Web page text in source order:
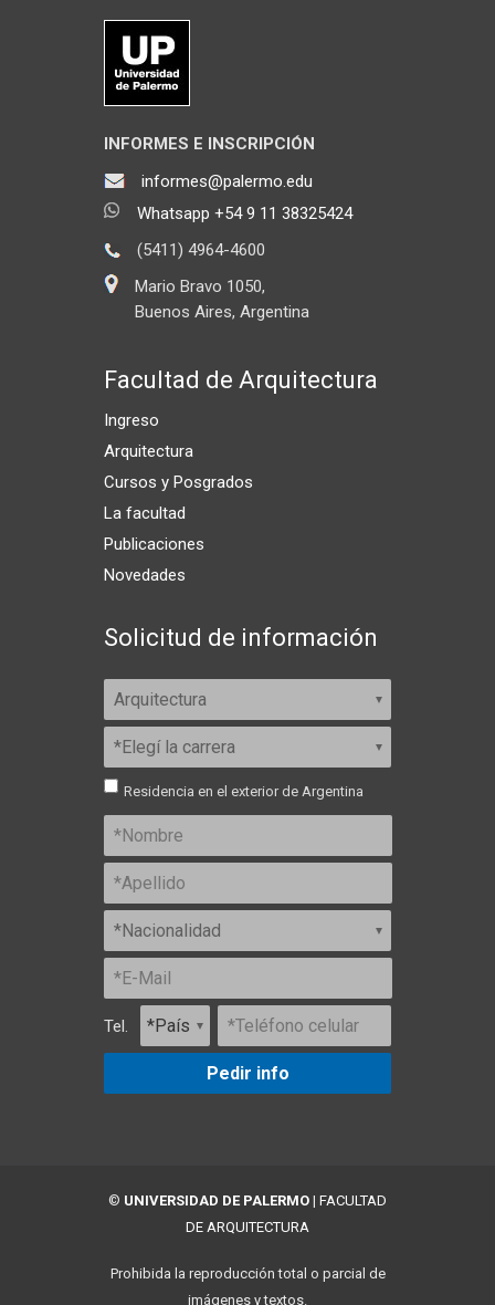
INFORMES E INSCRIPCIÓN
informes@palermo.edu
Whatsapp +54 9 11 38325424
(5411) 4964-4600
Mario Bravo 1050,
Buenos Aires, Argentina
Facultad de Arquitectura
Ingreso
Arquitectura
Cursos y Posgrados
La facultad
Publicaciones
Novedades
Solicitud de información
Residencia en el exterior de Argentina
Tel.
Pedir info
© UNIVERSIDAD DE PALERMO | FACULTAD
DE ARQUITECTURA
Prohibida la reproducción total o parcial de
imágenes y textos.